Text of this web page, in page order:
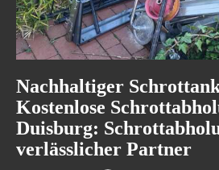
Nachhaltiger
Kostenlose
Duisburg:
verlässlicher Partner